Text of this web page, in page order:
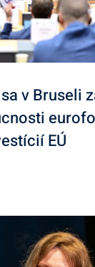
v Bruseli
EÚ